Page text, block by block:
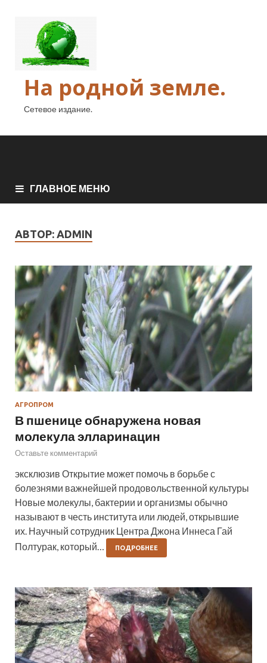
На родной земле.
Сетевое издание.
ГЛАВНОЕ МЕНЮ
АВТОР: ADMIN
АГРОПРОМ
В пшенице обнаружена новая
молекула элларинацин
Оставьте комментарий
эксклюзив Открытие может помочь в борьбе с
болезнями важнейшей продовольственной культуры
Новые молекулы, бактерии и организмы обычно
называют в честь института или людей, открывшие
их. Научный сотрудник Центра Джона Иннеса Гай
Полтурак, который…
ПОДРОБНЕЕ